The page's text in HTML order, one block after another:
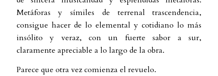
Metáforas y símiles de terrenal trascendencia,
consigue hacer de lo elemental y cotidiano lo más
insólito y veraz, con un fuerte sabor a sur,
claramente apreciable a lo largo de la obra.
Parece que otra vez comienza el revuelo.